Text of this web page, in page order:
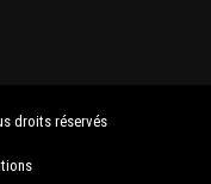
droits réservés